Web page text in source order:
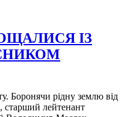
ІЗ
Боронячи рідну землю від
старший лейтенант